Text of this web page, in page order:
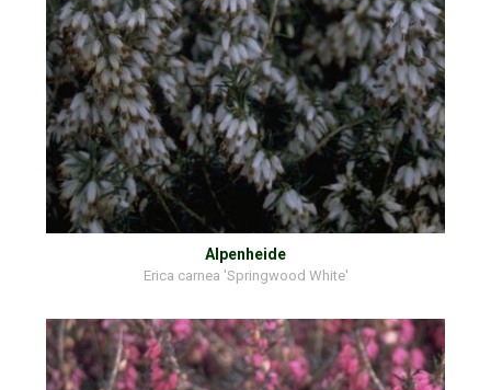
Alpenheide
Erica carnea 'Springwood White'